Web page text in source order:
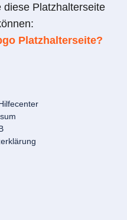
diese Platzhalterseite
Platzhalterseite?